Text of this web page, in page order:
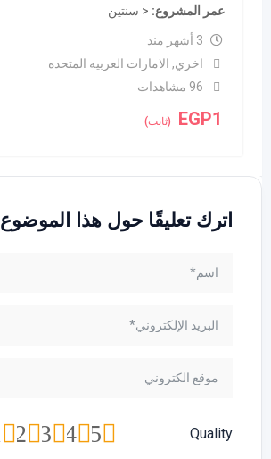
عمر المشروع < سنتين
3 أشهر منذ
اخري, الامارات العربيه المتحده
96 مشاهدات
EGP1 (ثابت)
اترك تعليقًا حول هذا الموضوع
Quality
5
4
3
2